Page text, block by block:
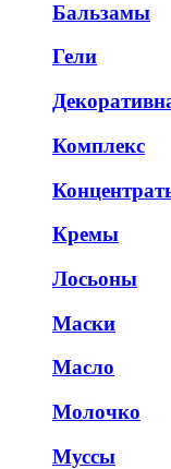
Бальзамы
Гели
Комплекс
Кремы
Лосьоны
Маски
Масло
Молочко
Муссы